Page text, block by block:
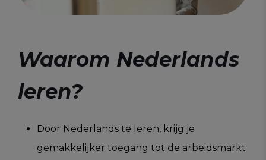
Waarom Nederlands
leren?
Door Nederlands te leren, krijg je
gemakkelijker toegang tot de arbeidsmarkt